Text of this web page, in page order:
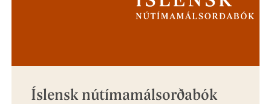
Íslensk nútímamálsorðabók